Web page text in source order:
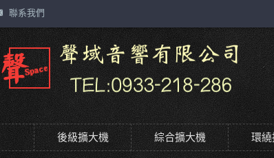
聯系我們
後級擴大機 綜合擴大機 環繞